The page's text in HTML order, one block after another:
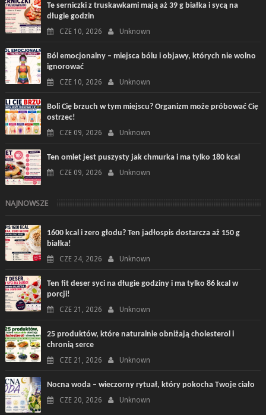
Te serniczki z truskawkami mają aż 39 g białka i sycą na
długie godzin
CZE 10, 2026 Unknown
Ból emocjonalny – miejsca bólu i objawy, których nie wolno
ignorować
CZE 10, 2026 Unknown
Boli Cię brzuch w tym miejscu? Organizm może próbować Cię
ostrzec!
CZE 09, 2026 Unknown
Ten omlet jest puszysty jak chmurka i ma tylko 180 kcal
CZE 09, 2026 Unknown
NAJNOWSZE
1600 kcal i zero głodu? Ten jadłospis dostarcza aż 150 g
białka!
CZE 24, 2026 Unknown
Ten fit deser syci na długie godziny i ma tylko 86 kcal w
porcji!
CZE 21, 2026 Unknown
25 produktów, które naturalnie obniżają cholesterol i
chronią serce
CZE 21, 2026 Unknown
Nocna woda – wieczorny rytuał, który pokocha Twoje ciało
CZE 20, 2026 Unknown